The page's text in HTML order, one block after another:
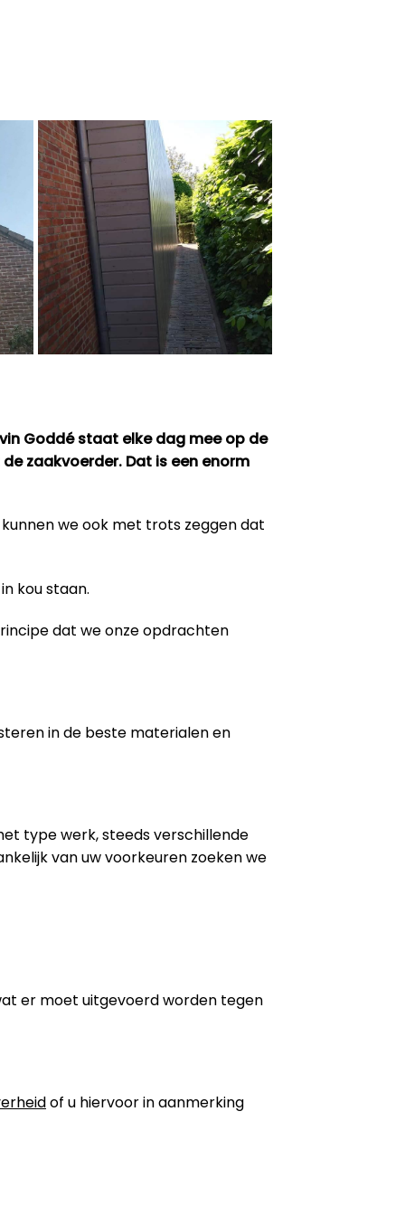
Goddé staat elke dag mee op de
zaakvoerder. Dat is een enorm
we ook met trots zeggen dat
kou staan.
dat we onze opdrachten
in de beste materialen en
type werk, steeds verschillende
van uw voorkeuren zoeken we
er moet uitgevoerd worden tegen
of u hiervoor in aanmerking